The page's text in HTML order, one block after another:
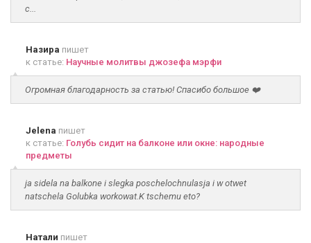
с...
Назира пишет
к статье: Научные молитвы джозефа мэрфи
Огромная благодарность за статью! Спасибо большое ❤️
Jelena пишет
к статье: Голубь сидит на балконе или окне: народные
предметы
ja sidela na balkone i slegka poschelochnulasja i w otwet
natschela Golubka workowat.K tschemu eto?
Натали пишет